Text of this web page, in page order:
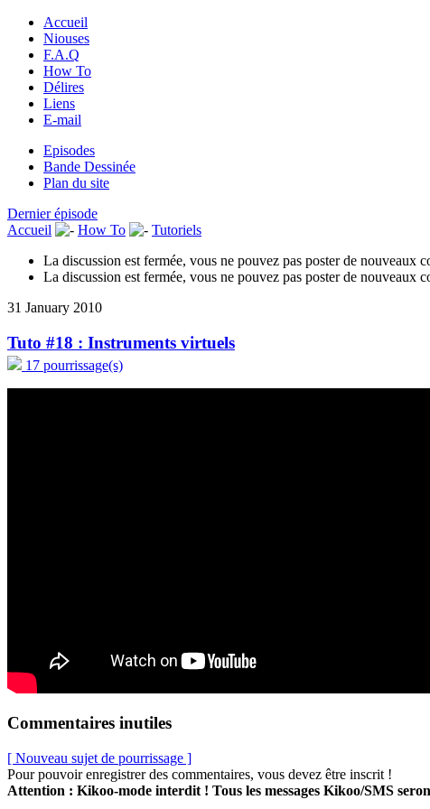
Accueil
Niouses
F.A.Q
How To
Délires
Liens
E-mail
Episodes
Bande Dessinée
Plan du site
Dernier épisode
Accueil
How To
Tutoriels
La discussion est fermée, vous ne pouvez pas poster de nouveaux
La discussion est fermée, vous ne pouvez pas poster de nouveaux
31 January 2010
Tuto #18 : Instruments virtuels
17 pourrissage(s)
Commentaires inutiles
[ Nouveau sujet de pourrissage ]
Pour pouvoir enregistrer des commentaires, vous devez être inscrit !
Attention : Kikoo-mode interdit ! Tous les messages Kikoo/SMS